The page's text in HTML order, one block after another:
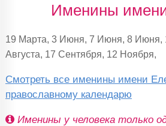
Именины
19 Марта, 3 Июня, 7 Июня, 8
Августа, 17 Сентября, 12 Ноября,
Смотреть все именины имени
православному календарю
Именины у человека только